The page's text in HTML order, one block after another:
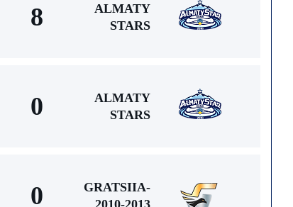
8
ALMATY
STARS
0
ALMATY
STARS
0
GRATSIIA-
2010-2013